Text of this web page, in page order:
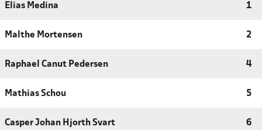
Elias Medina 1
Malthe Mortensen 2
Raphael Canut Pedersen 4
Mathias Schou 5
Casper Johan Hjorth Svart 6